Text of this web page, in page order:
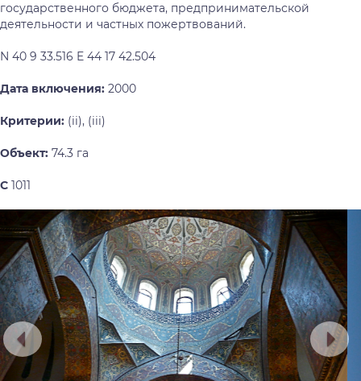
государственного бюджета, предпринимательской
деятельности и частных пожертвований.
N 40 9 33.516 E 44 17 42.504
Дата включения: 2000
Критерии: (ii), (iii)
Объект: 74.3 га
С 1011
Предыдущий